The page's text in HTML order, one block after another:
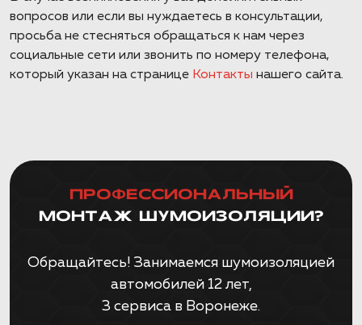
вопросов или если вы нуждаетесь в консультации,
просьба не стесняться обращаться к нам через
социальные сети или звонить по номеру телефона,
который указан на странице Контакты нашего сайта.
ПРОФЕССИОНАЛЬНЫЙ
МОНТАЖ ШУМОИЗОЛЯЦИИ?
Обращайтесь! Занимаемся шумоизоляцией
автомобилей 12 лет,
3 сервиса в Воронеже.